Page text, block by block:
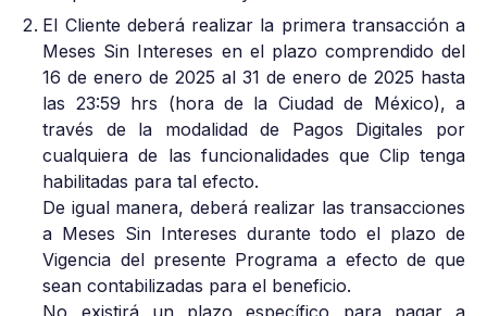
El Cliente deberá realizar la primera transacción a
Meses Sin Intereses en el plazo comprendido del
16 de enero de 2025 al 31 de enero de 2025 hasta
las 23:59 hrs (hora de la Ciudad de México), a
través de la modalidad de Pagos Digitales por
cualquiera de las funcionalidades que Clip tenga
habilitadas para tal efecto.
De igual manera, deberá realizar las transacciones
a Meses Sin Intereses durante todo el plazo de
Vigencia del presente Programa a efecto de que
sean contabilizadas para el beneficio.